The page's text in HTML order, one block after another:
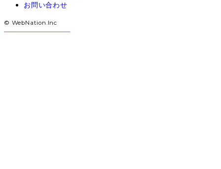
お問い合わせ
© WebNation.Inc